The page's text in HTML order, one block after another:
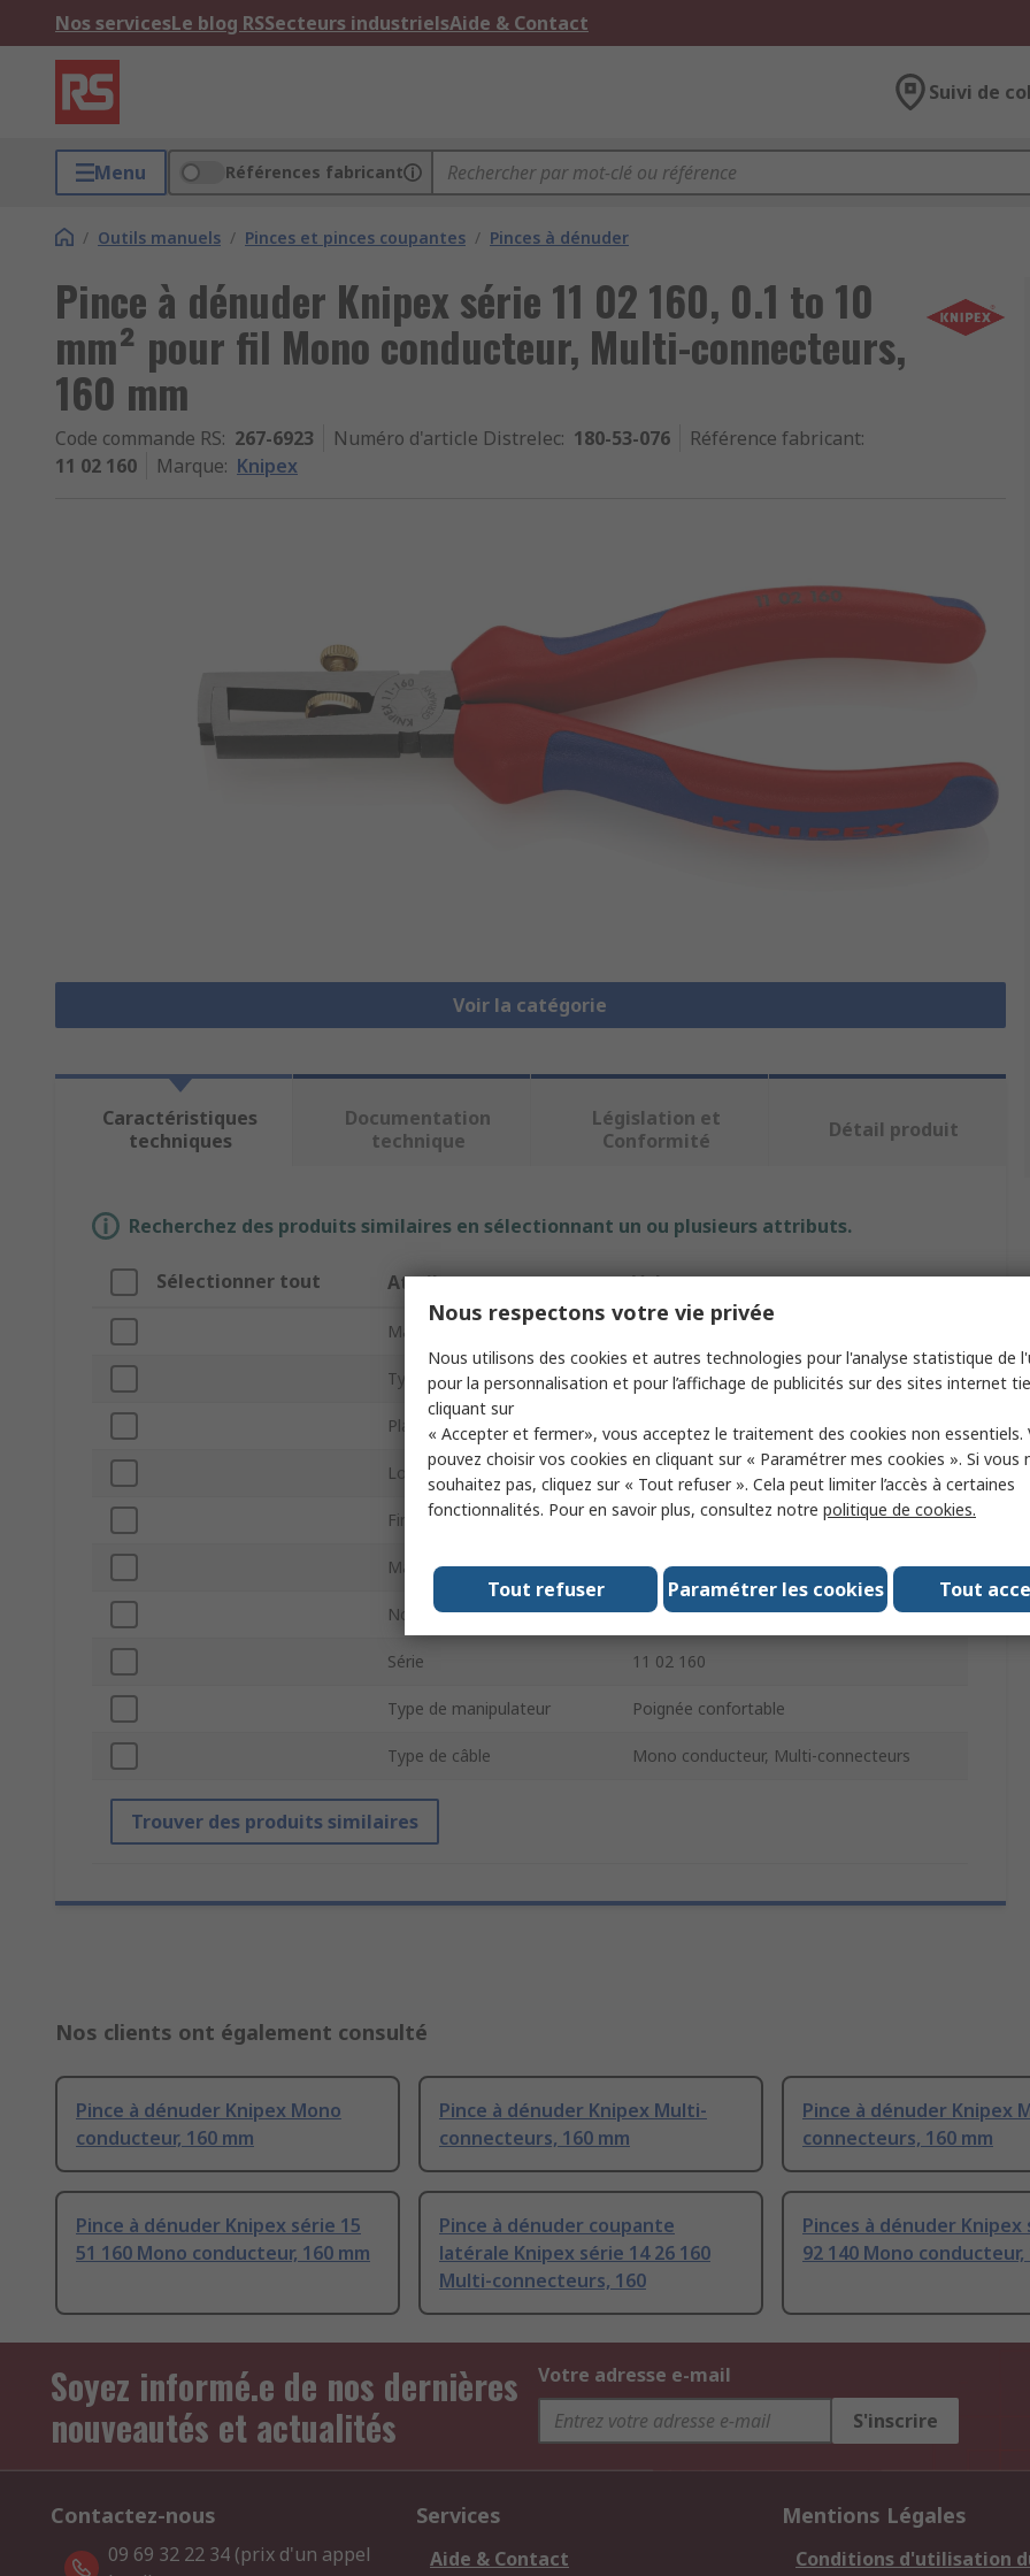
Nos servicesLe blog RSSecteurs industrielsAide & Contact
Suivi de
Menu Références fabricant
/ Outils manuels / Pinces et pinces coupantes / Pinces à dénuder
Pince à dénuder Knipex série 11 02 160, 0.1 to 10
mm² pour fil Mono conducteur, Multi-connecteurs,
160 mm
Code commande RS: 267-6923 Numéro d'article Distrelec: 180-53-076 Référence fabricant:
11 02 160
Marque: Knipex
Voir la catégorie
Caractéristiques
techniques
Documentation
technique
Législation et
Conformité
Détail produit
Recherchez des produits similaires en sélectionnant un ou plusieurs attributs.
Sélectionner tout Attribut Valeur
Marque
Type de produit Pince à dénuder
Plage de dénudage 0.1 to 10 mm²
Longueur hors tout 160mm
Finition Poli, Noir atramentisé
Matériau Acier
Normes/homologations REACH
Série 11 02 160
Type de manipulateur Poignée confortable
Type de câble Mono conducteur, Multi-connecteurs
Trouver des produits similaires
Nos clients ont également consulté
Pince à dénuder Knipex Mono
conducteur, 160 mm
Pince à dénuder Knipex Multi-
connecteurs, 160 mm
Pince à dénuder Knipex
connecteurs, 160 mm
Pince à dénuder Knipex série 15
51 160 Mono conducteur, 160 mm
Pince à dénuder coupante
latérale Knipex série 14 26 160
Multi-connecteurs, 160
Pinces à dénuder Knipex
92 140 Mono conducteur,
Soyez informé.e de nos dernières
nouveautés et actualités
Votre adresse e-mail
S'inscrire
Contactez-nous
09 69 32 22 34 (prix d'un appel
Services
Aide & Contact
Mentions Légales
Conditions d'utilisation
Nous respectons votre vie privée
Nous utilisons des cookies et autres technologies pour l'analyse statistique de
pour la personnalisation et pour l’affichage de publicités sur des sites internet
cliquant sur
« Accepter et fermer», vous acceptez le traitement des cookies non essentiels.
pouvez choisir vos cookies en cliquant sur « Paramétrer mes cookies ». Si vous
souhaitez pas, cliquez sur « Tout refuser ». Cela peut limiter l’accès à certaines
fonctionnalités. Pour en savoir plus, consultez notre politique de cookies.
Tout
Paramétrer les cookies
Tout refuser